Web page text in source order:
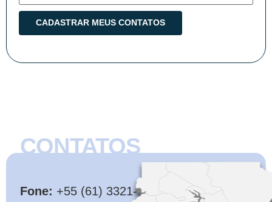
CONTATOS
Fone: +55 (61) 3321-